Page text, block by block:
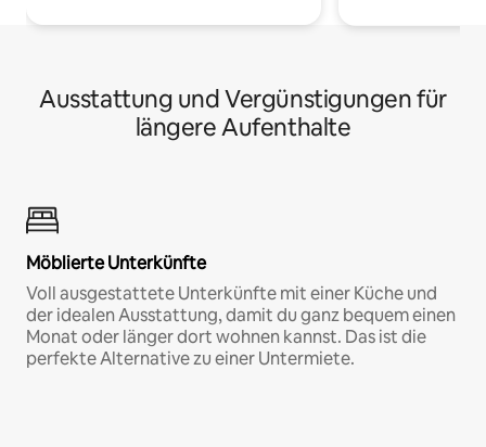
Ausstattung und Vergünstigungen für
längere Aufenthalte
Möblierte Unterkünfte
Voll ausgestattete Unterkünfte mit einer Küche und
der idealen Ausstattung, damit du ganz bequem einen
Monat oder länger dort wohnen kannst. Das ist die
perfekte Alternative zu einer Untermiete.